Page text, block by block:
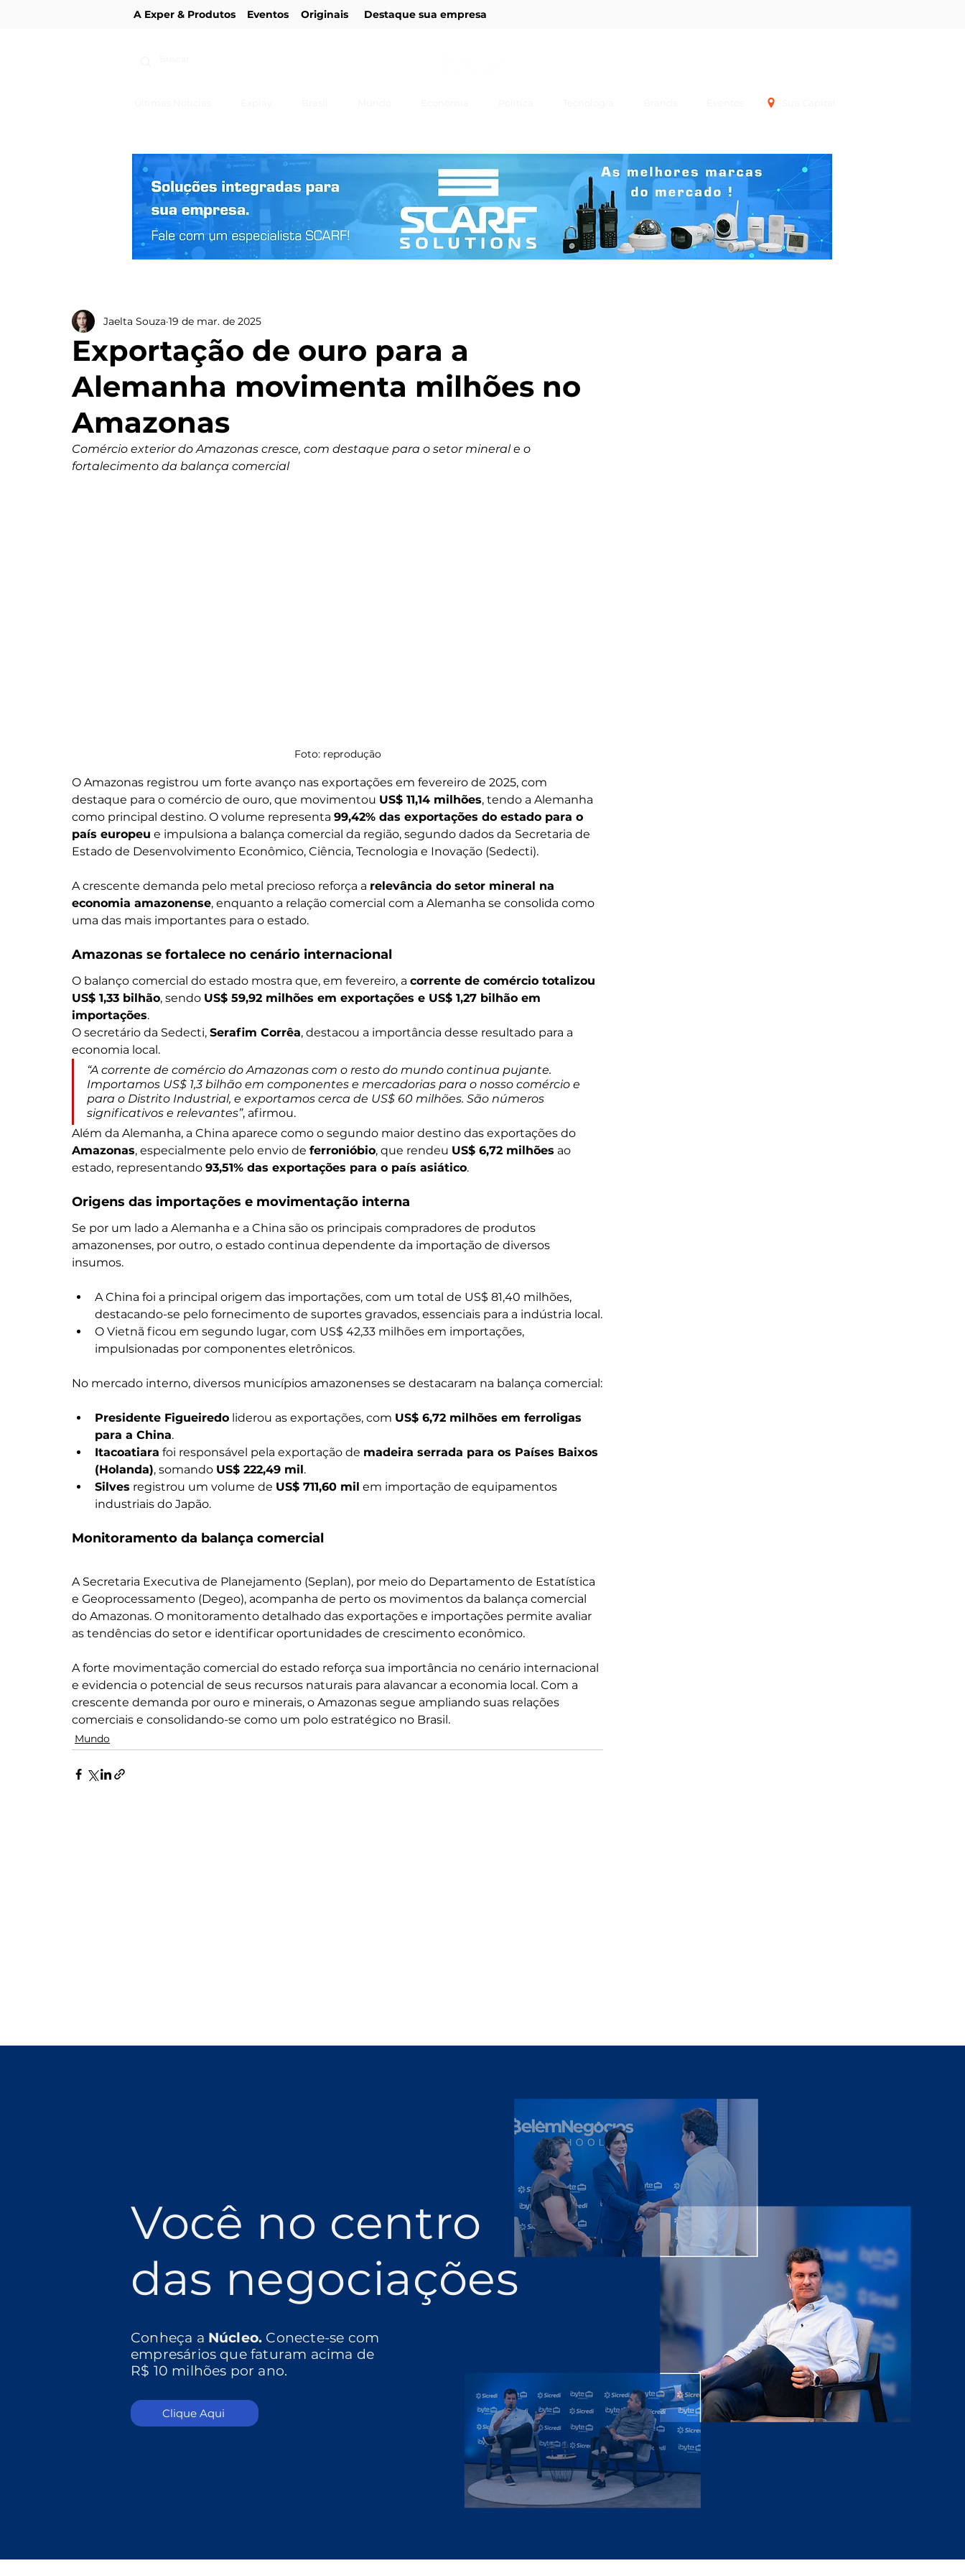
A Exper & Produtos Eventos Originais Destaque sua empresa
Exportação de ouro para a
Alemanha movimenta milhões no
Amazonas
Jaelta Souza 19 de mar. de 2025
Comércio exterior do Amazonas cresce, com destaque para o setor mineral e o
fortalecimento da balança comercial
Foto: reprodução
O Amazonas registrou um forte avanço nas exportações em fevereiro de 2025, com
destaque para o comércio de ouro, que movimentou US$ 11,14 milhões, tendo a Alemanha
como principal destino. O volume representa 99,42% das exportações do estado para o
país europeu e impulsiona a balança comercial da região, segundo dados da Secretaria de
Estado de Desenvolvimento Econômico, Ciência, Tecnologia e Inovação (Sedecti).
A crescente demanda pelo metal precioso reforça a relevância do setor mineral na
economia amazonense, enquanto a relação comercial com a Alemanha se consolida como
uma das mais importantes para o estado.
Amazonas se fortalece no cenário internacional
O balanço comercial do estado mostra que, em fevereiro, a corrente de comércio totalizou
US$ 1,33 bilhão, sendo US$ 59,92 milhões em exportações e US$ 1,27 bilhão em
importações.
O secretário da Sedecti, Serafim Corrêa, destacou a importância desse resultado para a
economia local.
“A corrente de comércio do Amazonas com o resto do mundo continua pujante.
Importamos US$ 1,3 bilhão em componentes e mercadorias para o nosso comércio e
para o Distrito Industrial, e exportamos cerca de US$ 60 milhões. São números
significativos e relevantes”, afirmou.
Além da Alemanha, a China aparece como o segundo maior destino das exportações do
Amazonas, especialmente pelo envio de ferronióbio, que rendeu US$ 6,72 milhões ao
estado, representando 93,51% das exportações para o país asiático.
Origens das importações e movimentação interna
Se por um lado a Alemanha e a China são os principais compradores de produtos
amazonenses, por outro, o estado continua dependente da importação de diversos
insumos.
A China foi a principal origem das importações, com um total de US$ 81,40 milhões,
destacando-se pelo fornecimento de suportes gravados, essenciais para a indústria local.
O Vietnã ficou em segundo lugar, com US$ 42,33 milhões em importações,
impulsionadas por componentes eletrônicos.
No mercado interno, diversos municípios amazonenses se destacaram na balança comercial:
Presidente Figueiredo liderou as exportações, com US$ 6,72 milhões em ferroligas
para a China.
Itacoatiara foi responsável pela exportação de madeira serrada para os Países Baixos
(Holanda), somando US$ 222,49 mil.
Silves registrou um volume de US$ 711,60 mil em importação de equipamentos
industriais do Japão.
Monitoramento da balança comercial
A Secretaria Executiva de Planejamento (Seplan), por meio do Departamento de Estatística
e Geoprocessamento (Degeo), acompanha de perto os movimentos da balança comercial
do Amazonas. O monitoramento detalhado das exportações e importações permite avaliar
as tendências do setor e identificar oportunidades de crescimento econômico.
A forte movimentação comercial do estado reforça sua importância no cenário internacional
e evidencia o potencial de seus recursos naturais para alavancar a economia local. Com a
crescente demanda por ouro e minerais, o Amazonas segue ampliando suas relações
comerciais e consolidando-se como um polo estratégico no Brasil.
Mundo
Você no centro
das negociações
Conheça a Núcleo. Conecte-se com
empresários que faturam acima de
R$ 10 milhões por ano.
Clique Aqui